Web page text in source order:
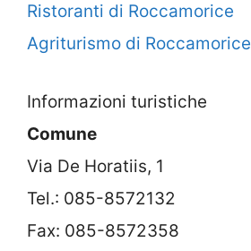
Ristoranti di Roccamorice
Agriturismo di Roccamorice
Informazioni turistiche
Comune
Via De Horatiis, 1
Tel.: 085-8572132
Fax: 085-8572358